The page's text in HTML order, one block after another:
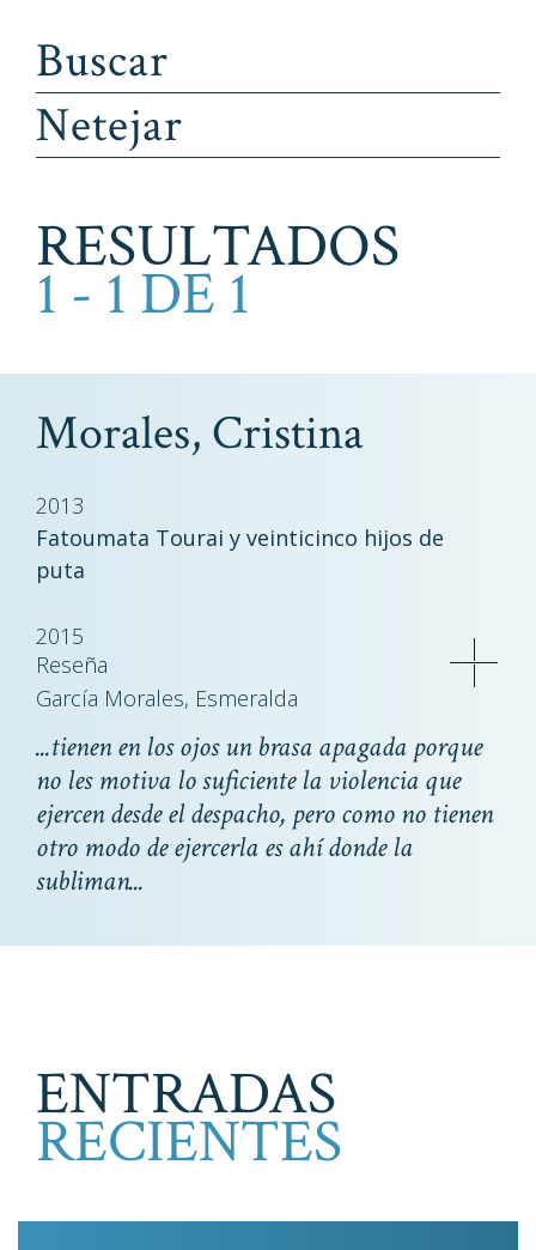
RESULTADOS
1 - 1 DE 1
Morales, Cristina
2013
Fatoumata Tourai y veinticinco hijos de
puta
2015
Reseña
García Morales, Esmeralda
...tienen en los ojos un brasa apagada porque
no les motiva lo suficiente la violencia que
ejercen desde el despacho, pero como no tienen
otro modo de ejercerla es ahí donde la
subliman...
ENTRADAS
RECIENTES